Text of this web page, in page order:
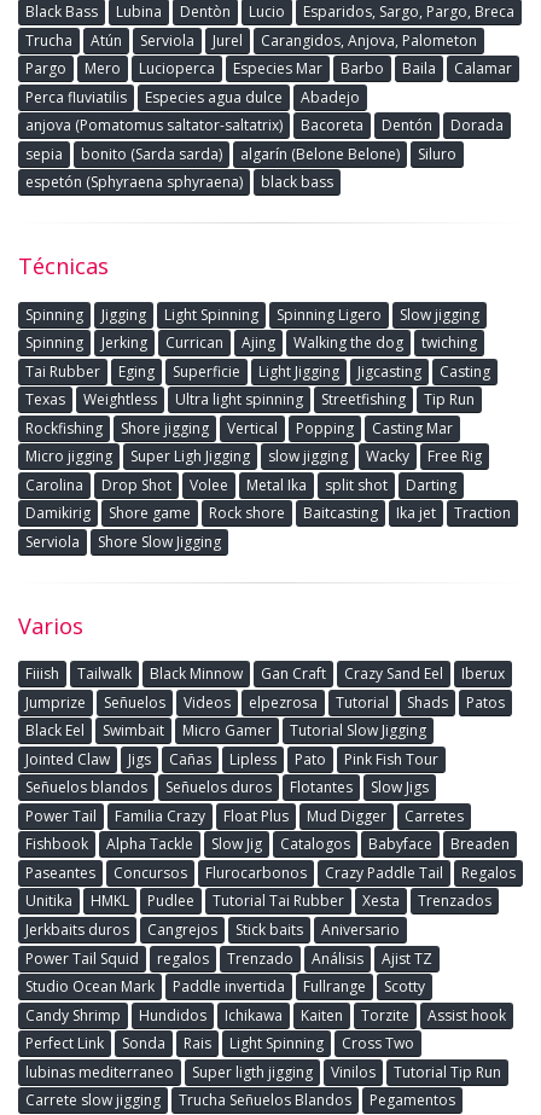
Black Bass Lubina Dentòn Lucio
Esparidos, Sargo, Pargo, Breca
Trucha
Atún Serviola Jurel
Carangidos, Anjova, Palometon
Pargo
Mero Lucioperca Especies Mar Barbo Baila
Calamar
Perca fluviatilis
Especies agua dulce
Abadejo
anjova (Pomatomus saltator-saltatrix)
Bacoreta Dentón
Dorada
sepia
bonito (Sarda sarda) algarín (Belone Belone)
Siluro
espetón (Sphyraena sphyraena)
black bass
Técnicas
Spinning Jigging Light Spinning Spinning Ligero
Slow jigging
Spinning
Jerking Currican Ajing Walking the dog
twiching
Tai Rubber
Eging Superficie Light Jigging Jigcasting
Casting
Texas
Weightless Ultra light spinning Streetfishing
Tip Run
Rockfishing
Shore jigging Vertical Popping
Casting Mar
Micro jigging
Super Ligh Jigging slow jigging Wacky
Free Rig
Carolina
Drop Shot Volee Metal Ika split shot
Darting
Damikirig
Shore game Rock shore Baitcasting Ika jet
Traction
Serviola
Shore Slow Jigging
Varios
Fiiish Tailwalk Black Minnow Gan Craft Crazy Sand Eel
Iberux
Jumprize
Señuelos Videos elpezrosa Tutorial Shads
Patos
Black Eel
Swimbait Micro Gamer
Tutorial Slow Jigging
Jointed Claw
Jigs Cañas Lipless Pato
Pink Fish Tour
Señuelos blandos
Señuelos duros Flotantes
Slow Jigs
Power Tail
Familia Crazy Float Plus Mud Digger
Carretes
Fishbook
Alpha Tackle Slow Jig Catalogos Babyface
Breaden
Paseantes
Concursos Flurocarbonos Crazy Paddle Tail
Regalos
Unitika
HMKL Pudlee Tutorial Tai Rubber Xesta
Trenzados
Jerkbaits duros
Cangrejos Stick baits
Aniversario
Power Tail Squid
regalos Trenzado Análisis
Ajist TZ
Studio Ocean Mark
Paddle invertida Fullrange
Scotty
Candy Shrimp
Hundidos Ichikawa Kaiten Torzite
Assist hook
Perfect Link
Sonda Rais Light Spinning
Cross Two
lubinas mediterraneo
Super ligth jigging Vinilos
Tutorial Tip Run
Carrete slow jigging
Trucha Señuelos Blandos
Pegamentos